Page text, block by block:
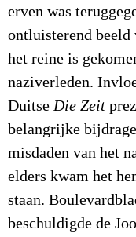
erven was
ontluisterend beeld
het reine is
naziverleden.
DuitseDie Zeit
belangrijke
misdaden van het
elders kwam het
staan.
beschuldigde de